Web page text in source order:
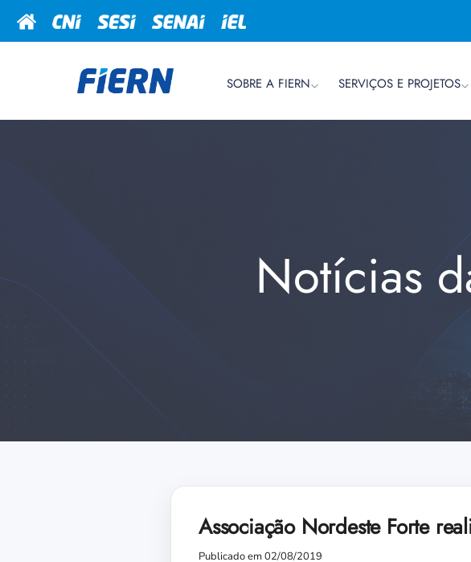
SOBRE A FIERN SERVIÇOS E PROJETOS
Notícias
Associação Nordeste Forte
Publicado em 02/08/2019